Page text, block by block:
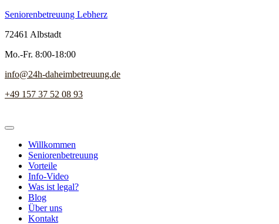
Seniorenbetreuung Lebherz
72461 Albstadt
Mo.-Fr. 8:00-18:00
info@24h-daheimbetreuung.de
+49 157 37 52 08 93
Willkommen
Seniorenbetreuung
Vorteile
Info-Video
Was ist legal?
Blog
Über uns
Kontakt